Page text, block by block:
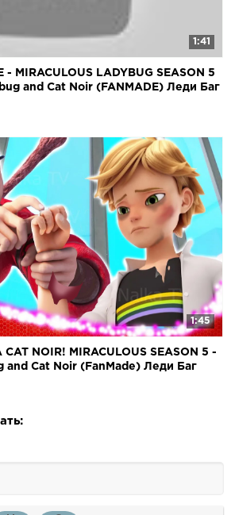
1:41
- MIRACULOUS LADYBUG SEASON 5
and Cat Noir (FANMADE) Леди Баг
1:45
CAT NOIR! MIRACULOUS SEASON 5 -
and Cat Noir (FanMade) Леди Баг